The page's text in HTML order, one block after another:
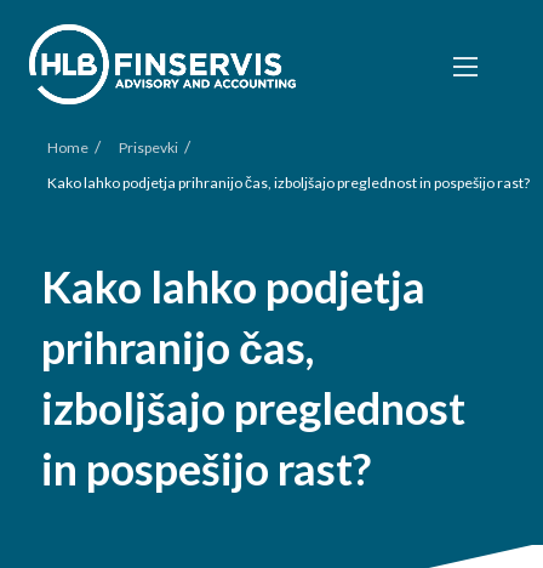
Home / Prispevki /
Kako lahko podjetja prihranijo čas, izboljšajo preglednost in pospešijo rast?
Kako lahko podjetja
prihranijo čas,
izboljšajo preglednost
in pospešijo rast?